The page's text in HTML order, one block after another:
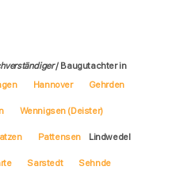
/ Baugutachter in
Hannover Gehrden
Wennigsen (Deister)
Pattensen Lindwedel
Sarstedt Sehnde